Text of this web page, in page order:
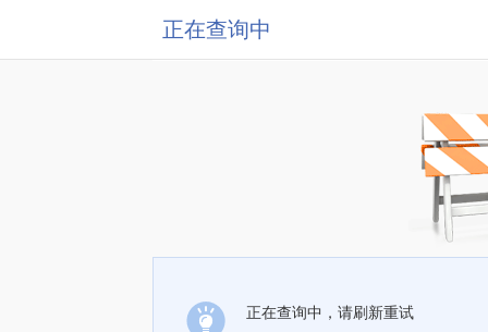
正在查询中
正在查询中，请刷新重试